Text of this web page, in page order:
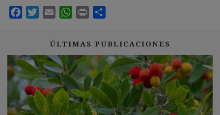
ÚLTIMAS PUBLICACIONES